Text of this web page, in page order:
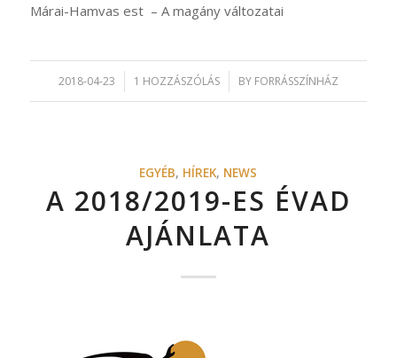
Márai-Hamvas est – A magány változatai
2018-04-23
/ 1 HOZZÁSZÓLÁS
/ BY FORRÁSSZÍNHÁZ
EGYÉB, HÍREK, NEWS
A 2018/2019-ES ÉVAD
AJÁNLATA